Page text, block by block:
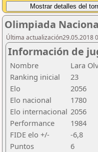
Olimpiada
Última actualización29.05.2018
Información de
Nombre
Lara
Ranking inicial
23
Elo
2056
Elo nacional
1780
Elo internacional 2056
Performance
1984
FIDE elo +/-
-6,8
Puntos
6